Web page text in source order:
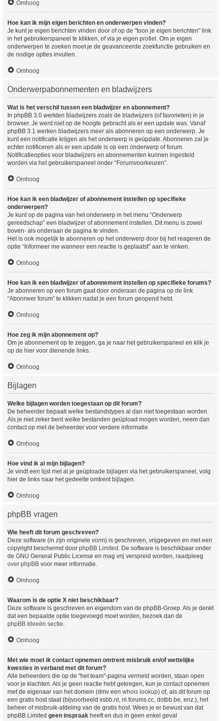
Omhoog
Hoe kan ik mijn eigen berichten en onderwerpen vinden?
Je kunt je eigen berichten vinden door of op de "toon je eigen berichten" link
in het gebruikerspaneel te klikken, of via je eigen profiel. Om je eigen
onderwerpen te zoeken moet je de geavanceerde zoekfunctie gebruiken en
de nodige opties invullen.
Omhoog
Onderwerpabonnementen en bladwijzers
Wat is het verschil tussen een bladwijzer en abonnement?
In phpBB 3.0 werkten bladwijzers zoals de bladwijzers (of favorieten) in je
browser. Je werd niet op de hoogte gebracht als er een update was. Vanaf
phpBB 3.1 werken bladwijzers meer als abonneren op een onderwerp. Je
kunt een notificatie krijgen als het onderwerp is geüpdate. Abonneren zal je
echter notificeren als er een update is op een onderwerp of forum.
Notificatieopties voor bladwijzers en abonnementen kunnen ingesteld
worden via het gebruikerspaneel onder “Forumvoorkeuren”.
Omhoog
Hoe kan ik een bladwijzer of abonnement instellen op specifieke
onderwerpen?
Je kunt op de pagina van het onderwerp in het menu “Onderwerp
gereedschap” een bladwijzer of abonnement instellen. Dit menu is zowel
boven- als onderaan de pagina te vinden.
Het is ook mogelijk te abonneren op het onderwerp door bij het reageren de
optie “Informeer me wanneer een reactie is geplaatst” aan te vinken.
Omhoog
Hoe kan ik een bladwijzer of abonnement instellen op specifieke forums?
Je abonneren op een forum gaat door onderaan de pagina op de link
“Abonneer forum” te klikken nadat je een forum geopend hebt.
Omhoog
Hoe zeg ik mijn abonnement op?
Om je abonnement op te zeggen, ga je naar het gebruikerspaneel en klik je
op de hier voor dienende links.
Omhoog
Bijlagen
Welke bijlagen worden toegestaan op dit forum?
De beheerder bepaalt welke bestandstypes al dan niet toegestaan worden.
Als je niet zeker bent welke bestanden geüpload mogen worden, neem dan
contact op met de beheerder voor verdere informatie.
Omhoog
Hoe vind ik al mijn bijlagen?
Je vindt een lijst met al je geüploade bijlagen via het gebruikerspaneel, volg
hier de links naar het gedeelte omtrent bijlagen.
Omhoog
phpBB vragen
Wie heeft dit forum geschreven?
Deze software (in zijn originele vorm) is geschreven, vrijgegeven en met een
copyright beschermd door phpBB Limited . De software is beschikbaar onder
de GNU General Public License en mag vrij verspreid worden, raadpleeg
over phpBB voor meer informatie.
Omhoog
Waarom is de optie X niet beschikbaar?
Deze software is geschreven en eigendom van de phpBB-Groep. Als je denkt
dat een bepaalde optie toegevoegd moet worden, bezoek dan de
phpBB Ideeën sectie.
Omhoog
Met wie moet ik contact opnemen omtrent misbruik en/of wettelijke
kwesties in verband met dit forum?
Alle beheerders die op de "het team"-pagina vermeld worden, staan open
voor je klachten. Als je geen reactie hebt gekregen, kun je contact opnemen
met de eigenaar van het domein (dmv een whois lookup) of, als dit forum op
een gratis host staat (bijvoorbeeld xsbb.nl, nl.forums.cc, dotbb.be, enz.), het
beheer of misbruik-afdeling van de gratis host. Wees je er bewust van dat
phpBB Limited geen inspraak heeft en dus in geen enkel geval